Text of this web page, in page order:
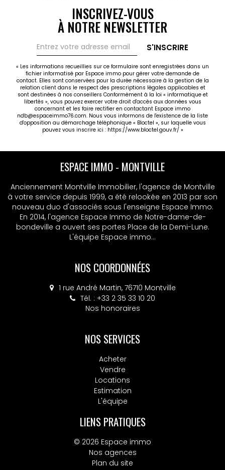
INSCRIVEZ-VOUS
À NOTRE NEWSLETTER
S'INSCRIRE
« Les informations recueillies sur ce formulaire sont enregistrées dans un
fichier informatisé par Espace immo pour gérer votre demande de
contact. Elles sont conservées pour la durée nécessaire à la gestion de la
relation client dans le respect des prescriptions légales applicables et
sont destinées à nos conseillers Conformément à la loi « informatique et
libertés », vous pouvez exercer votre droit d'accès aux données vous
concernant et les faire rectifier en contactant Espace immo
ndb@espaceimmo76.com. Nous vous informons de l'existence de la liste
d'opposition au démarchage téléphonique « Bloctel », sur laquelle vous
pouvez vous inscrire ici : https://www.bloctel.gouv.fr/ »
ESPACE IMMO - MONTVILLE
Anciennement Montville Immobilier, l'agence de Montville
à votre service depuis 1999, a été relookée en 2013 par son
nouveau duo d'associés sous l'enseigne Espace Immo.
En 2014, l'agence Espace Immo de Notre-dame-de-
bondeville a ouvert ses portes Place de la Demi-Lune.
L'équipe Espace immo...
NOS COORDONNÉES
1 rue André Martin, 76710 Montville
Tél. : +33 2 35 33 10 20
Nos honoraires
ESPACE IMMO - MSA
Anciennement Montville Immobilier, l'agence de Montville
à votre service depuis 1999, a été relookée en 2013 par son
nouveau duo d'associés sous l'enseigne Espace Immo.
En 2014, l'agence Espace Immo de Notre-dame-de-
bondeville a ouvert ses portes Place de la Demi-Lune.
L'équipe Espace immo...
NOS COORDONNÉES
4 place Colbert, 76130 Mont-Saint-Aignan
Tél. : +33 2 32 10 52 14
Nos honoraires
NOS SERVICES
Acheter
Vendre
Locations
Estimation
L'équipe
LIENS PRATIQUES
© 2026 Espace immo
Nos agences
Plan du site